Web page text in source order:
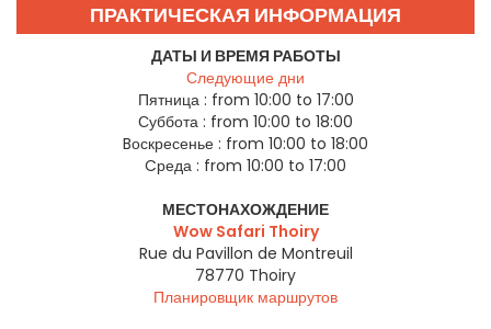
ПРАКТИЧЕСКАЯ ИНФОРМАЦИЯ
ДАТЫ И ВРЕМЯ РАБОТЫ
Следующие дни
Пятница : from 10:00 to 17:00
Суббота : from 10:00 to 18:00
Bоскресенье : from 10:00 to 18:00
Cреда : from 10:00 to 17:00
МЕСТОНАХОЖДЕНИЕ
Wow Safari Thoiry
Rue du Pavillon de Montreuil
78770 Thoiry
Планировщик маршрутов